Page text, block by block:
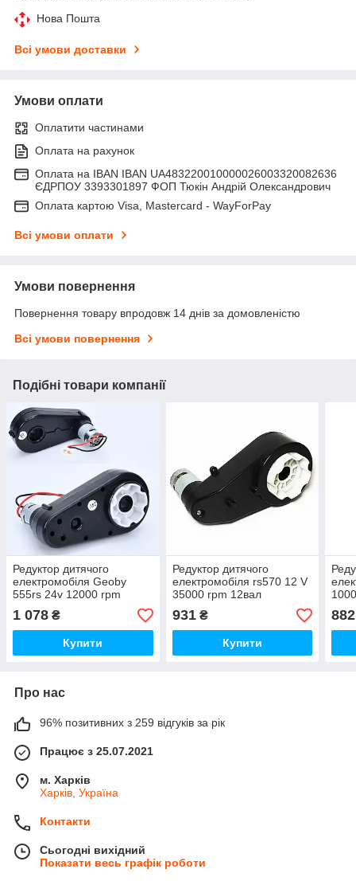
Нова Пошта
Всі умови доставки
Умови оплати
Оплатити частинами
Оплата на рахунок
Оплата на IBAN IBAN UA483220010000026003320082636
ЄДРПОУ 3393301897 ФОП Тюкін Андрій Олександрович
Оплата картою Visa, Mastercard - WayForPay
Всі умови оплати
Умови повернення
Повернення товару впродовж 14 днів за домовленістю
Всі умови повернення
Подібні товари компанії
Редуктор дитячого
електромобіля Geoby
555rs 24v 12000 rpm
16вал
1 078 ₴
Купити
Редуктор дитячого
електромобіля rs570 12 V
35000 rpm 12вал
931₴
Купити
вал
882
Про нас
96% позитивних з 259 відгуків за рік
Працює з 25.07.2021
м. Харків
Харків, Україна
Контакти
Сьогодні вихідний
Показати весь графік роботи